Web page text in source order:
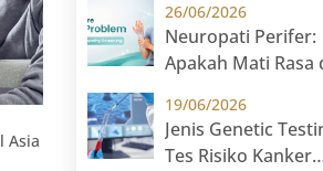
Asia
Genetic Testing
26/06/2026
Neuropati Perifer:
Apakah Mati Rasa
Merupakan Tanda
Kerusakan Saraf?
19/06/2026
Jenis Genetic
Tes Risiko Kanker